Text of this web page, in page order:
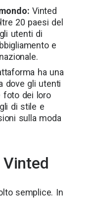
Vinted
20 paesi del
utenti di
e
ha una
dove gli utenti
foto dei loro
di stile e
sulla moda
semplice. In